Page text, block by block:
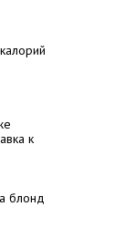
к
блонд